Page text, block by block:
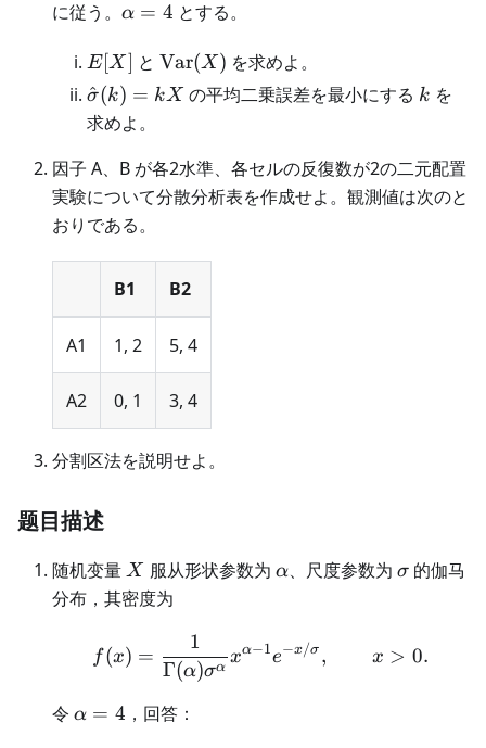
に従う。 \alpha=4
α = 4 とする。
E[X]
E [X] と \operatorname{Var}
(X)
Var(X) を求めよ。
\hat\sigma(k)=kX
σ
^(k) = kX の平均二乗誤差を最小にする k
k を
求めよ。
因子 A、B が各2水準、各セルの反復数が2の二元配置
実験について分散分析表を作成せよ。観測値は次のと
おりである。
B1 B2
A1 1, 2 5, 4
A2 0, 1 3, 4
分割区法を説明せよ。
题目描述
随机变量 X
X 服从形状参数为 \alpha
α、尺度参数为 \sigma
σ 的伽马
分布，其密度为
f(x) =
Γ(α)σα
1
xα−1e−x/σ , x > 0.
令 \alpha=4
α = 4 ，回答：